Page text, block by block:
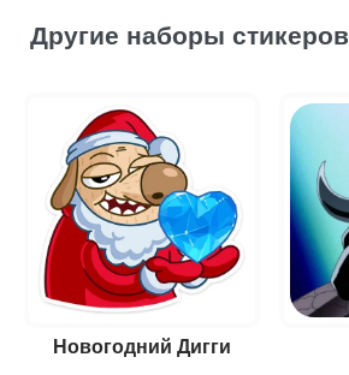
Другие наборы стикеров
Новогодний Дигги